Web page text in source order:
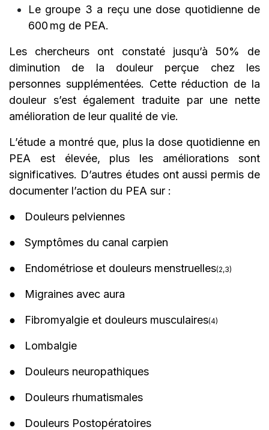
Le groupe 3 a reçu une dose quotidienne de
600 mg de PEA.
Les chercheurs ont constaté jusqu’à 50% de
diminution de la douleur perçue chez les
personnes supplémentées. Cette réduction de la
douleur s’est également traduite par une nette
amélioration de leur qualité de vie.
L’étude a montré que, plus la dose quotidienne en
PEA est élevée, plus les améliorations sont
significatives. D’autres études ont aussi permis de
documenter l’action du PEA sur :
● Douleurs pelviennes
● Symptômes du canal carpien
● Endométriose et douleurs menstruelles(2,3)
● Migraines avec aura
● Fibromyalgie et douleurs musculaires(4)
● Lombalgie
● Douleurs neuropathiques
● Douleurs rhumatismales
● Douleurs Postopératoires